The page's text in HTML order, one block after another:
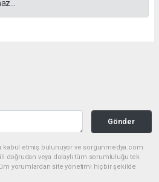
Gönder
kabul etmiş bulunuyor ve sorgunmedya.com
doğrudan veya dolaylı tüm sorumluluğu tek
yorumlardan site yönetimi hiçbir şekilde